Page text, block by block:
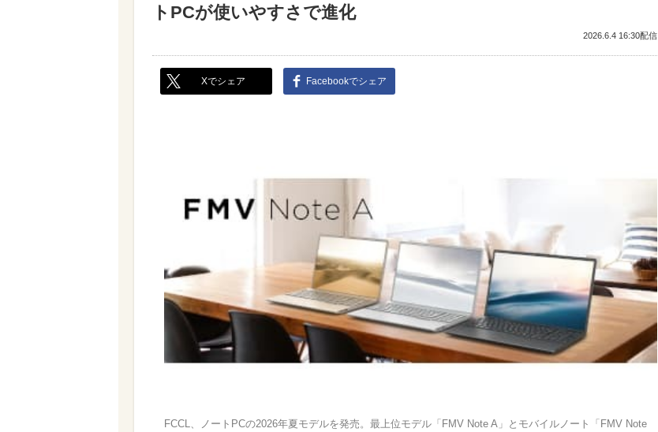
トPCが使いやすさで進化
2026.6.4 16:30配信
Xでシェア Facebookでシェア
FCCL、ノートPCの2026年夏モデルを発売。最上位モデル「FMV Note A」とモバイルノート「FMV Note